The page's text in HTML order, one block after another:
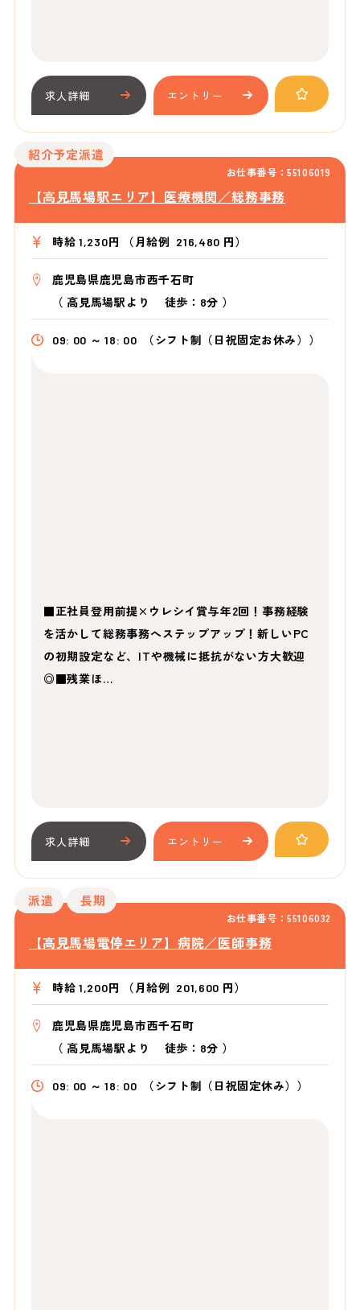
求人詳細 エントリー
お仕事番号：55106019
紹介予定派遣
【高見馬場駅エリア】医療機関／総務事務
時給 1,230円 （月給例 216,480 円）
鹿児島県鹿児島市西千石町
（ 高見馬場駅より 徒歩：8分 ）
09: 00 ～ 18: 00 （シフト制（日祝固定お休み））
■正社員登用前提×ウレシイ賞与年2回！事務経験
を活かして総務事務へステップアップ！新しいPC
の初期設定など、ITや機械に抵抗がない方大歓迎
◎■残業ほ…
求人詳細 エントリー
お仕事番号：55106032
派遣 長期
【高見馬場電停エリア】病院／医師事務
時給 1,200円 （月給例 201,600 円）
鹿児島県鹿児島市西千石町
（ 高見馬場駅より 徒歩：8分 ）
09: 00 ～ 18: 00 （シフト制（日祝固定休み））